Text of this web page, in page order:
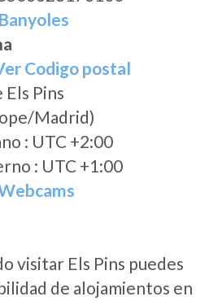
Banyoles
Codigo postal
Pins
Madrid)
: UTC +2:00
: UTC +1:00
visitar Els Pins puedes
de alojamientos en